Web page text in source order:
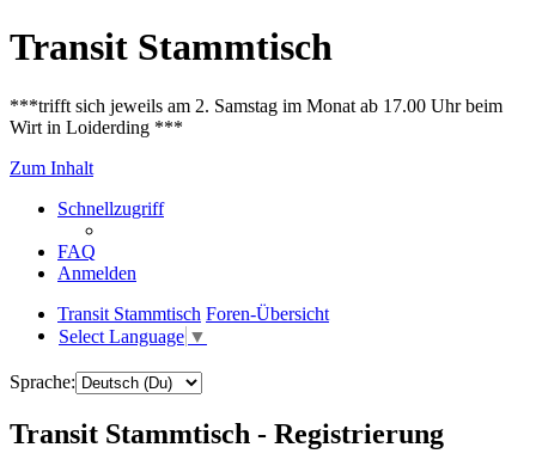
Transit Stammtisch
***trifft sich jeweils am 2. Samstag im Monat ab 17.00 Uhr beim
Wirt in Loiderding ***
Zum Inhalt
Schnellzugriff
FAQ
Anmelden
Transit Stammtisch Foren-Übersicht
Select Language ▼
Sprache:
Transit Stammtisch - Registrierung